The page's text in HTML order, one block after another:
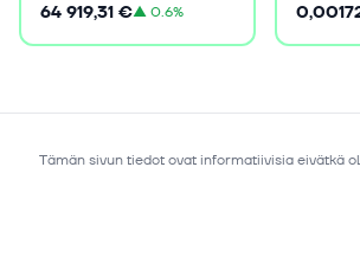
64 919,31 €▲0.6%
Tämän sivun tiedot ovat informatiivisia eivätkä